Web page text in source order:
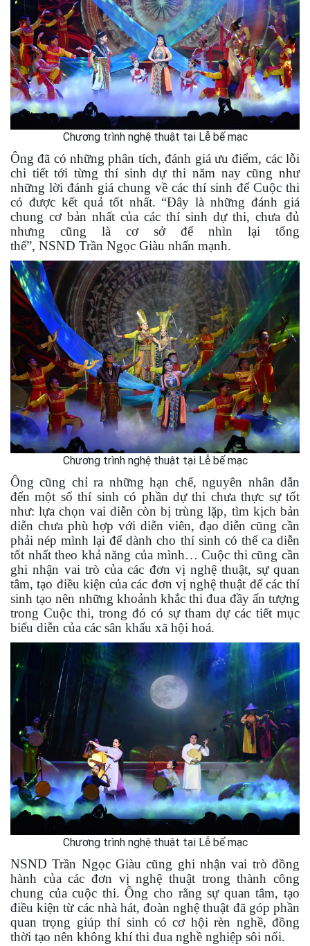
Chương trình nghệ thuật tại Lễ bế mạc
Ông đã có những phân tích, đánh giá ưu điểm, các lỗi
chi tiết tới từng thí sinh dự thi năm nay cũng như
những lời đánh giá chung về các thí sinh để Cuộc thi
có được kết quả tốt nhất. “Đây là những đánh giá
chung cơ bản nhất của các thí sinh dự thi, chưa đủ
nhưng cũng là cơ sở để nhìn lại tổng
thể”, NSND Trần Ngọc Giàu nhấn mạnh.
Chương trình nghệ thuật tại Lễ bế mạc
Ông cũng chỉ ra những hạn chế, nguyên nhân dẫn
đến một số thí sinh có phần dự thi chưa thực sự tốt
như: lựa chọn vai diễn còn bị trùng lặp, tìm kịch bản
diễn chưa phù hợp với diễn viên, đạo diễn cũng cần
phải nép mình lại để dành cho thí sinh có thể ca diễn
tốt nhất theo khả năng của mình… Cuộc thi cũng cần
ghi nhận vai trò của các đơn vị nghệ thuật, sự quan
tâm, tạo điều kiện của các đơn vị nghệ thuật để các thí
sinh tạo nên những khoảnh khắc thi đua đầy ấn tượng
trong Cuộc thi, trong đó có sự tham dự các tiết mục
biểu diễn của các sân khấu xã hội hoá.
Chương trình nghệ thuật tại Lễ bế mạc
NSND Trần Ngọc Giàu cũng ghi nhận vai trò đồng
hành của các đơn vị nghệ thuật trong thành công
chung của cuộc thi. Ông cho rằng sự quan tâm, tạo
điều kiện từ các nhà hát, đoàn nghệ thuật đã góp phần
quan trọng giúp thí sinh có cơ hội rèn nghề, đồng
thời tạo nên không khí thi đua nghề nghiệp sôi nổi.